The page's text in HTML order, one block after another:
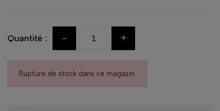
Quantité : - +
Rupture de stock dans ce magasin.